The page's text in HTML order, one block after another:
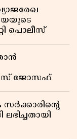
പൊലീസ്
ജോസഫ്